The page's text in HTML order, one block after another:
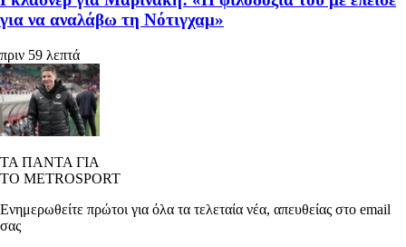
για να αναλάβω τη Νότιγχαμ»
πριν 59 λεπτά
ΤΑ ΠΑΝΤΑ ΓΙΑ
ΤΟ METROSPORT
Ενημερωθείτε πρώτοι για όλα τα τελεταία νέα, απευθείας στο email
σας